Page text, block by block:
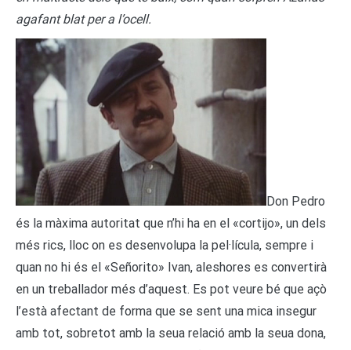
agafant blat per a l’ocell.
Don Pedro
és la màxima autoritat que n’hi ha en el «cortijo», un dels
més rics, lloc on es desenvolupa la pel·lícula, sempre i
quan no hi és el «Señorito» Ivan, aleshores es convertirà
en un treballador més d’aquest. Es pot veure bé que açò
l’està afectant de forma que se sent una mica insegur
amb tot, sobretot amb la seua relació amb la seua dona,